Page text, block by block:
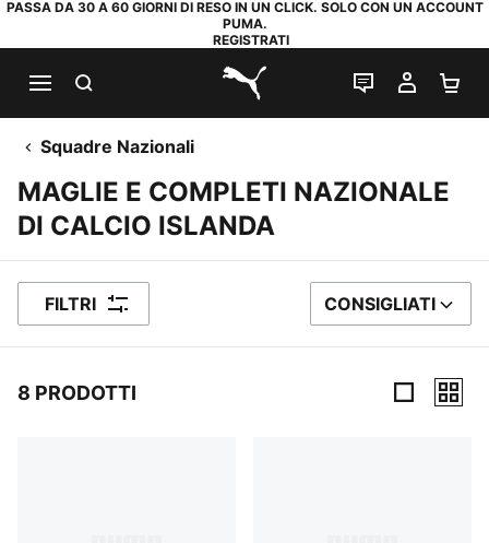
PASSA DA 30 A 60 GIORNI DI RESO IN UN CLICK. SOLO CON UN ACCOUNT
PUMA.
REGISTRATI
PUMA.com
CHAT IL MIO
Squadre Nazionali
MAGLIE E COMPLETI NAZIONALE
DI CALCIO ISLANDA
FILTRI ORDINA PER
CONSIGLIATI
8 PRODOTTI